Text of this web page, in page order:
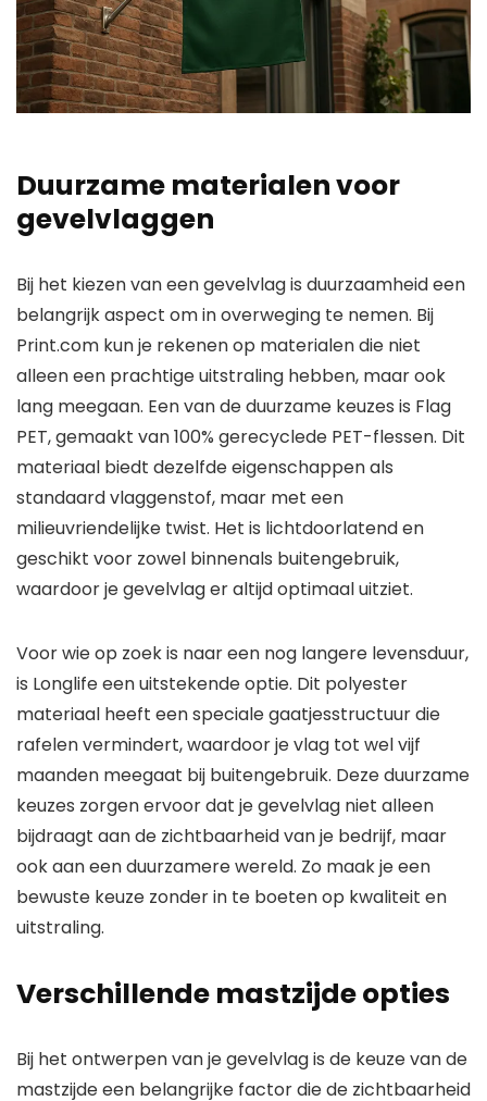
Duurzame materialen voor
gevelvlaggen
Bij het kiezen van een gevelvlag is duurzaamheid een
belangrijk aspect om in overweging te nemen. Bij
Print.com kun je rekenen op materialen die niet
alleen een prachtige uitstraling hebben, maar ook
lang meegaan. Een van de duurzame keuzes is Flag
PET, gemaakt van 100% gerecyclede PET-flessen. Dit
materiaal biedt dezelfde eigenschappen als
standaard vlaggenstof, maar met een
milieuvriendelijke twist. Het is lichtdoorlatend en
geschikt voor zowel binnenals buitengebruik,
waardoor je gevelvlag er altijd optimaal uitziet.
Voor wie op zoek is naar een nog langere levensduur,
is Longlife een uitstekende optie. Dit polyester
materiaal heeft een speciale gaatjesstructuur die
rafelen vermindert, waardoor je vlag tot wel vijf
maanden meegaat bij buitengebruik. Deze duurzame
keuzes zorgen ervoor dat je gevelvlag niet alleen
bijdraagt aan de zichtbaarheid van je bedrijf, maar
ook aan een duurzamere wereld. Zo maak je een
bewuste keuze zonder in te boeten op kwaliteit en
uitstraling.
Verschillende mastzijde opties
Bij het ontwerpen van je gevelvlag is de keuze van de
mastzijde een belangrijke factor die de zichtbaarheid